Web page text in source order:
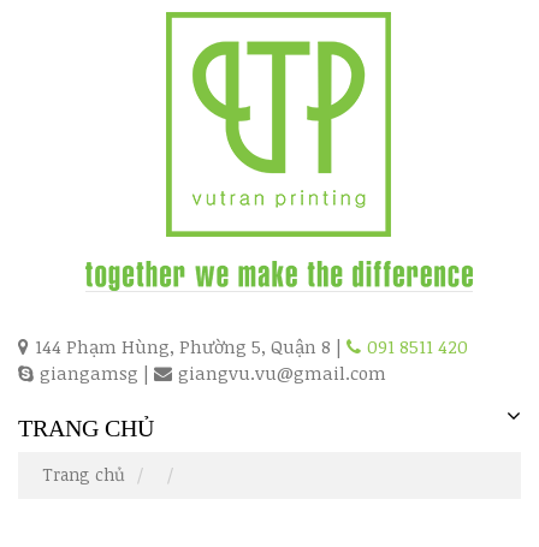
144 Phạm Hùng, Phường 5, Quận 8 |
091 8511 420
giangamsg | giangvu.vu@gmail.com
TRANG CHỦ
Trang chủ